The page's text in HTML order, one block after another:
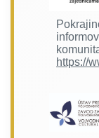
https://